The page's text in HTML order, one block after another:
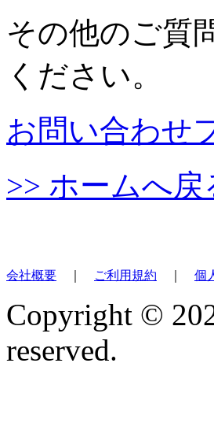
その他のご質
ください。
お問い合わせ
>> ホームへ戻
会社概要 ご利用規約 個
Copyright ©
reserved.